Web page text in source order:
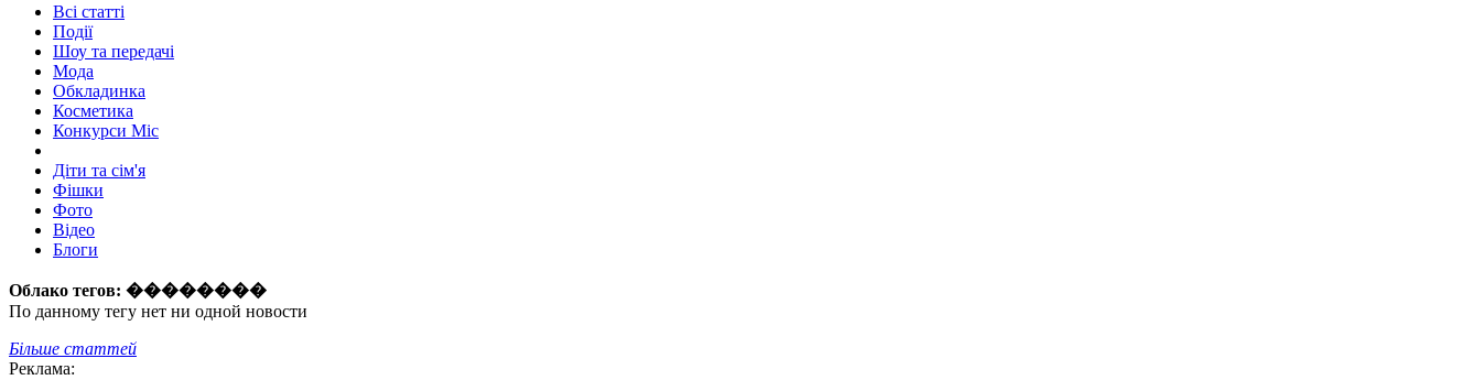
Всі статті
Події
Шоу та передачі
Мода
Обкладинка
Косметика
Конкурси Міс
Діти та сім'я
Фішки
Фото
Відео
Блоги
Облако тегов: ��������
По данному тегу нет ни одной новости
Більше статтей
Реклама: